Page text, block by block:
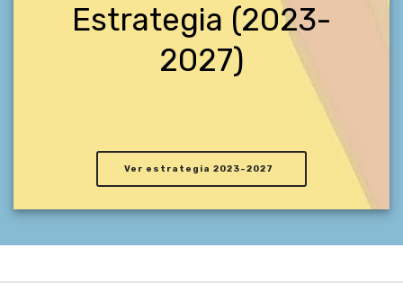
Estrategia (2023-
2027)
Ver estrategia 2023-2027